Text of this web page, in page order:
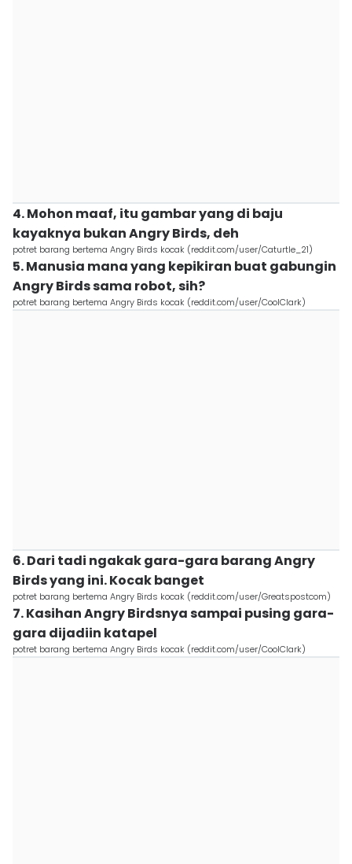
4. Mohon maaf, itu gambar yang di baju
kayaknya bukan Angry Birds, deh
potret barang bertema Angry Birds kocak (reddit.com/user/Caturtle_21)
5. Manusia mana yang kepikiran buat gabungin
Angry Birds sama robot, sih?
potret barang bertema Angry Birds kocak (reddit.com/user/CoolClark)
6. Dari tadi ngakak gara-gara barang Angry
Birds yang ini. Kocak banget
potret barang bertema Angry Birds kocak (reddit.com/user/Greatspostcom)
7. Kasihan Angry Birdsnya sampai pusing gara-
gara dijadiin katapel
potret barang bertema Angry Birds kocak (reddit.com/user/CoolClark)